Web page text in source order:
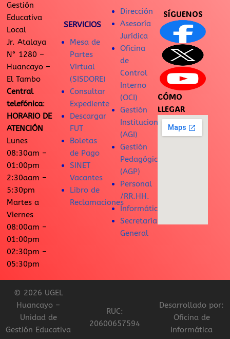
Gestión
Educativa
Local
Jr. Atalaya
N° 1280 –
Huancayo –
El Tambo
Central
telefónica:
HORARIO DE
ATENCIÓN
Lunes
08:30am –
01:00pm
2:30aam –
5:30pm
Martes a
Viernes
08:00am –
01:00pm
02:30pm –
05:30pm
SERVICIOS
Mesa de
Partes
Virtual
(SISDORE)
Consultar
Expediente
Descargar
FUT
Boletas
de Pago
SINET
Vacantes
Libro de
Reclamaciones
Dirección
Asesoría
Jurídica
Oficina
de
Control
Interno
(OCI)
Gestión
Institucional
(AGI)
Gestión
Pedagógica
(AGP)
Personal
/RR.HH.
Informática
Secretaría
General
SÍGUENOS
CÓMO
LLEGAR
© 2026 UGEL
Huancayo –
Unidad de
Gestión Educativa
RUC:
20600657594
Desarrollado por:
Oficina de
Informática